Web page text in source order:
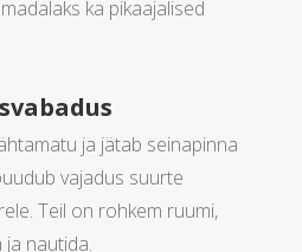
ka pikaajalised
ja jätab seinapinna
vajadus suurte
Teil on rohkem ruumi,
ja nautida.